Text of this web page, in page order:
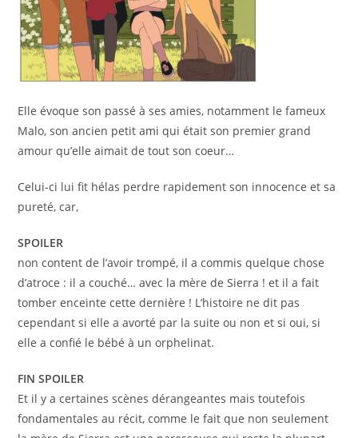
Elle évoque son passé à ses amies, notamment le fameux
Malo, son ancien petit ami qui était son premier grand
amour qu’elle aimait de tout son coeur…
Celui-ci lui fit hélas perdre rapidement son innocence et sa
pureté, car,
SPOILER
non content de l’avoir trompé, il a commis quelque chose
d’atroce : il a couché… avec la mère de Sierra ! et il a fait
tomber enceinte cette dernière ! L’histoire ne dit pas
cependant si elle a avorté par la suite ou non et si oui, si
elle a confié le bébé à un orphelinat.
FIN SPOILER
Et il y a certaines scènes dérangeantes mais toutefois
fondamentales au récit, comme le fait que non seulement